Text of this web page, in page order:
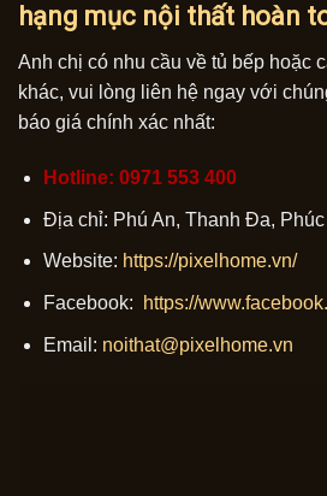
hạng mục nội thất hoàn
Anh chị có nhu cầu về tủ bếp hoặc
khác, vui lòng liên hệ ngay với
báo giá chính xác nhất:
Hotline: 0971 553 400
Địa chỉ: Phú An, Thanh Đa,
Website: https://pixelhome.vn/
Facebook: https://
Email: noithat@pixelhome.vn